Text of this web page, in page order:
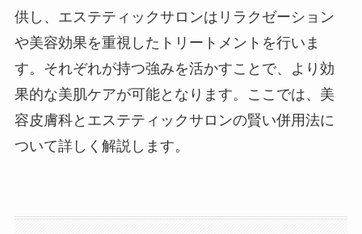
供し、エステティックサロンはリラクゼーション
や美容効果を重視したトリートメントを行いま
す。それぞれが持つ強みを活かすことで、より効
果的な美肌ケアが可能となります。ここでは、美
容皮膚科とエステティックサロンの賢い併用法に
ついて詳しく解説します。